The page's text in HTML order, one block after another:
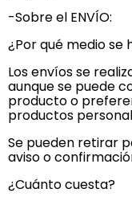
-Sobre el ENVÍO:
¿Por qué medio se
Los envíos se
aunque se puede
producto o
productos
Se pueden retirar
aviso o
¿Cuánto cuesta?